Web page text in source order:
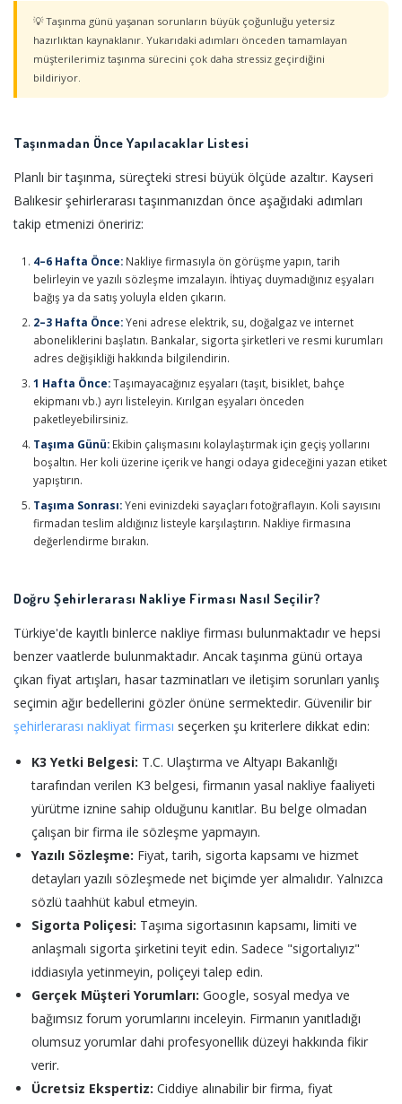
💡 Taşınma günü yaşanan sorunların büyük çoğunluğu yetersiz
hazırlıktan kaynaklanır. Yukarıdaki adımları önceden tamamlayan
müşterilerimiz taşınma sürecini çok daha stressiz geçirdiğini
bildiriyor.
Taşınmadan Önce Yapılacaklar Listesi
Planlı bir taşınma, süreçteki stresi büyük ölçüde azaltır. Kayseri
Balıkesir şehirlerarası taşınmanızdan önce aşağıdaki adımları
takip etmenizi öneririz:
4–6 Hafta Önce: Nakliye firmasıyla ön görüşme yapın, tarih
belirleyin ve yazılı sözleşme imzalayın. İhtiyaç duymadığınız eşyaları
bağış ya da satış yoluyla elden çıkarın.
2–3 Hafta Önce:Yeni adrese elektrik, su, doğalgaz ve internet
aboneliklerini başlatın. Bankalar, sigorta şirketleri ve resmi kurumları
adres değişikliği hakkında bilgilendirin.
1 Hafta Önce:Taşımayacağınız eşyaları (taşıt, bisiklet, bahçe
ekipmanı vb.) ayrı listeleyin. Kırılgan eşyaları önceden
paketleyebilirsiniz.
Taşıma Günü: Ekibin çalışmasını kolaylaştırmak için geçiş yollarını
boşaltın. Her koli üzerine içerik ve hangi odaya gideceğini yazan etiket
yapıştırın.
Taşıma Sonrası:Yeni evinizdeki sayaçları fotoğraflayın. Koli sayısını
firmadan teslim aldığınız listeyle karşılaştırın. Nakliye firmasına
değerlendirme bırakın.
Doğru Şehirlerarası Nakliye Firması Nasıl Seçilir?
Türkiye'de kayıtlı binlerce nakliye firması bulunmaktadır ve hepsi
benzer vaatlerde bulunmaktadır. Ancak taşınma günü ortaya
çıkan fiyat artışları, hasar tazminatları ve iletişim sorunları yanlış
seçimin ağır bedellerini gözler önüne sermektedir. Güvenilir bir
şehirlerarası nakliyat firması seçerken şu kriterlere dikkat edin:
K3 Yetki Belgesi: T.C. Ulaştırma ve Altyapı Bakanlığı
tarafından verilen K3 belgesi, firmanın yasal nakliye faaliyeti
yürütme iznine sahip olduğunu kanıtlar. Bu belge olmadan
çalışan bir firma ile sözleşme yapmayın.
Yazılı Sözleşme: Fiyat, tarih, sigorta kapsamı ve hizmet
detayları yazılı sözleşmede net biçimde yer almalıdır. Yalnızca
sözlü taahhüt kabul etmeyin.
Sigorta Poliçesi: Taşıma sigortasının kapsamı, limiti ve
anlaşmalı sigorta şirketini teyit edin. Sadece "sigortalıyız"
iddiasıyla yetinmeyin, poliçeyi talep edin.
Gerçek Müşteri Yorumları: Google, sosyal medya ve
bağımsız forum yorumlarını inceleyin. Firmanın yanıtladığı
olumsuz yorumlar dahi profesyonellik düzeyi hakkında fikir
verir.
Ücretsiz Ekspertiz: Ciddiye alınabilir bir firma, fiyat